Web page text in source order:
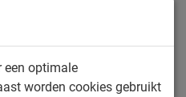
van je lichaam
je spieren en gewrichten
een optimale
worden cookies gebruikt